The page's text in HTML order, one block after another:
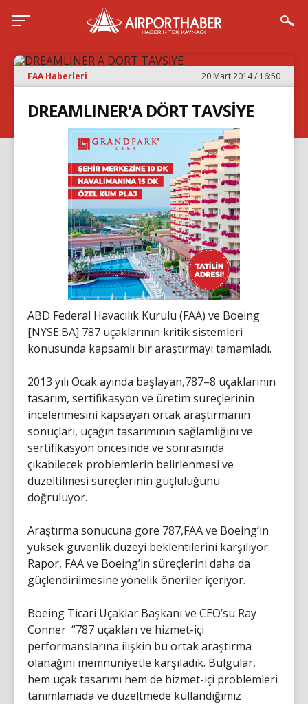
FAA Haberleri 20 Mart 2014 / 16:50
DREAMLINER'A DÖRT TAVSİYE
ABD Federal Havacılık Kurulu (FAA) ve Boeing
[NYSE:BA] 787 uçaklarının kritik sistemleri
konusunda kapsamlı bir araştırmayı tamamladı.
2013 yılı Ocak ayında başlayan,787–8 uçaklarının
tasarım, sertifikasyon ve üretim süreçlerinin
incelenmesini kapsayan ortak araştırmanın
sonuçları, uçağın tasarımının sağlamlığını ve
sertifikasyon öncesinde ve sonrasında
çıkabilecek problemlerin belirlenmesi ve
düzeltilmesi süreçlerinin güçlülüğünü
doğruluyor.
Araştırma sonucuna göre 787,FAA ve Boeing’in
yüksek güvenlik düzeyi beklentilerini karşılıyor.
Rapor, FAA ve Boeing’in süreçlerini daha da
güçlendirilmesine yönelik öneriler içeriyor.
Boeing Ticari Uçaklar Başkanı ve CEO’su Ray
Conner “787 uçakları ve hizmet-içi
performanslarına ilişkin bu ortak araştırma
olanağını memnuniyetle karşıladık. Bulgular,
hem uçak tasarımı hem de hizmet-içi problemleri
tanımlamada ve düzeltmede kullandığımız